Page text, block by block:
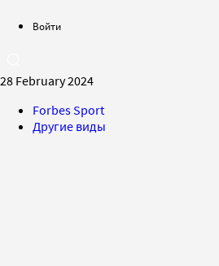
Войти
28 February 2024
Forbes Sport
Другие виды